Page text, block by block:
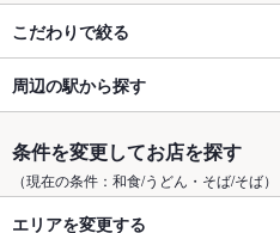
こだわりで絞る
周辺の駅から探す
条件を変更してお店を探す
（現在の条件：和食/うどん・そば/そば）
エリアを変更する